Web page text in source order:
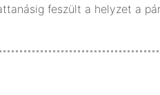
feszült a helyzet a